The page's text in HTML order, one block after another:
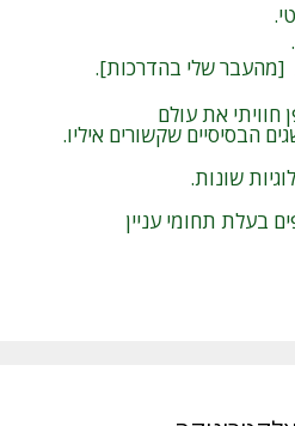
[מהעבר שלי בהדרכות].
את עולם
הבסיסיים שקשורים איליו.
שונות.
בעלת תחומי עניין